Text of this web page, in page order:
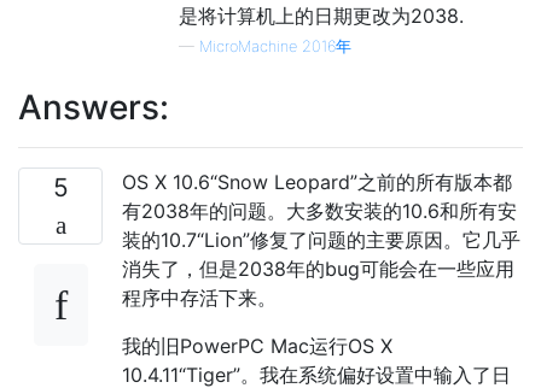
是将计算机上的日期更改为2038.
— MicroMachine 2016年
Answers:
5
OS X 10.6“Snow Leopard”之前的所有版本都
有2038年的问题。大多数安装的10.6和所有安
装的10.7“Lion”修复了问题的主要原因。它几乎
消失了，但是2038年的bug可能会在一些应用
程序中存活下来。
我的旧PowerPC Mac运行OS X
10.4.11“Tiger”。我在系统偏好设置中输入了日